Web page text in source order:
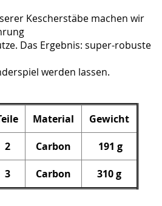
Kescherstäbe machen wir
Das Ergebnis: super-robuste
werden lassen.
Material Gewicht
2 Carbon 191 g
3 Carbon 310 g